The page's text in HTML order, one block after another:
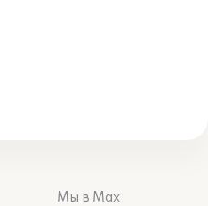
Мы в Max